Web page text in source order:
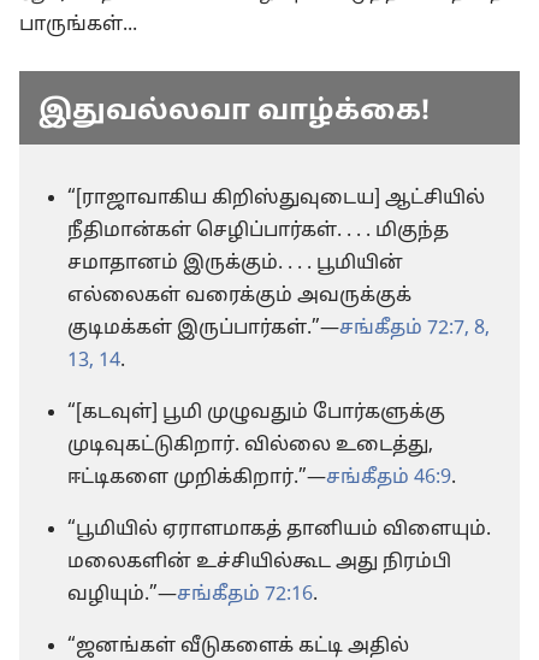
பாருங்கள்...
இதுவல்லவா வாழ்க்கை!
“[ராஜாவாகிய கிறிஸ்துவுடைய] ஆட்சியில்
நீதிமான்கள் செழிப்பார்கள். . . . மிகுந்த
சமாதானம் இருக்கும். . . . பூமியின்
எல்லைகள் வரைக்கும் அவருக்குக்
குடிமக்கள் இருப்பார்கள்.”—சங்கீதம் 72:7, 8,
13, 14.
“[கடவுள்] பூமி முழுவதும் போர்களுக்கு
முடிவுகட்டுகிறார். வில்லை உடைத்து,
ஈட்டிகளை முறிக்கிறார்.”—சங்கீதம் 46:9.
“பூமியில் ஏராளமாகத் தானியம் விளையும்.
மலைகளின் உச்சியில்கூட அது நிரம்பி
வழியும்.”—சங்கீதம் 72:16.
“ஜனங்கள் வீடுகளைக் கட்டி அதில்